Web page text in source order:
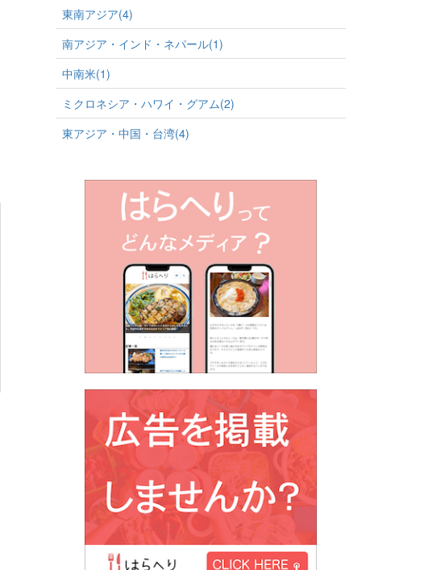
東南アジア(4)
南アジア・インド・ネパール(1)
中南米(1)
ミクロネシア・ハワイ・グアム(2)
東アジア・中国・台湾(4)